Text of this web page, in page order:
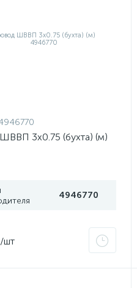
3х0.75 (бухта) (м)
4946770
/шт